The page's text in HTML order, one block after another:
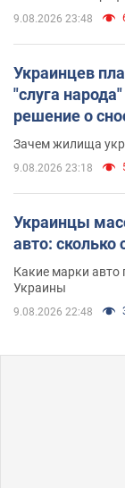
9.08.2026 23:48
Украинцев
"слуга
решение о
Зачем жилища
9.08.2026 23:18
Украинцы
авто: сколько
Какие марки авто
Украины
9.08.2026 22:48